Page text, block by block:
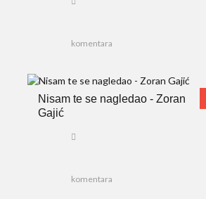
komentara
Nisam te se nagledao - Zoran
Gajić
komentara